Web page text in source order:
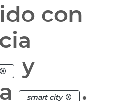
con
y
smart city .